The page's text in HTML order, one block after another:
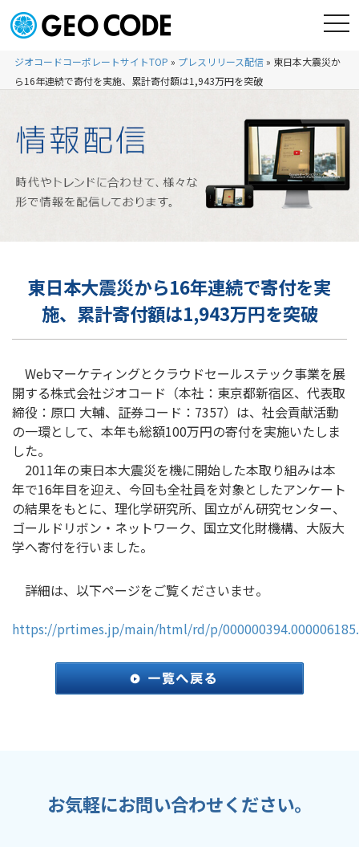
ジオコードコーポレートサイトTOP » プレスリリース配信» 東日本大震災か
ら16年連続で寄付を実施、累計寄付額は1,943万円を突破
東日本大震災から16年連続で寄付を実
施、累計寄付額は1,943万円を突破
Webマーケティングとクラウドセールステック事業を展
開する株式会社ジオコード（本社：東京都新宿区、代表取
締役：原口 大輔、証券コード：7357）は、社会貢献活動
の一環として、本年も総額100万円の寄付を実施いたしま
した。
2011年の東日本大震災を機に開始した本取り組みは本
年で16年目を迎え、今回も全社員を対象としたアンケート
の結果をもとに、理化学研究所、国立がん研究センター、
ゴールドリボン・ネットワーク、国立文化財機構、大阪大
学へ寄付を行いました。
詳細は、以下ページをご覧くださいませ。
https://prtimes.jp/main/html/rd/p/
お気軽にお問い合わせください。